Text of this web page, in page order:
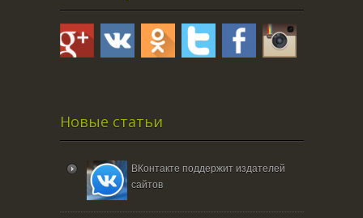
Новые статьи
ВКонтакте поддержит издателей
сайтов